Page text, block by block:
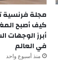
مجلة
كيف أصبح
أبرز الوجهات
في العالم
منذ أسبوع واحد